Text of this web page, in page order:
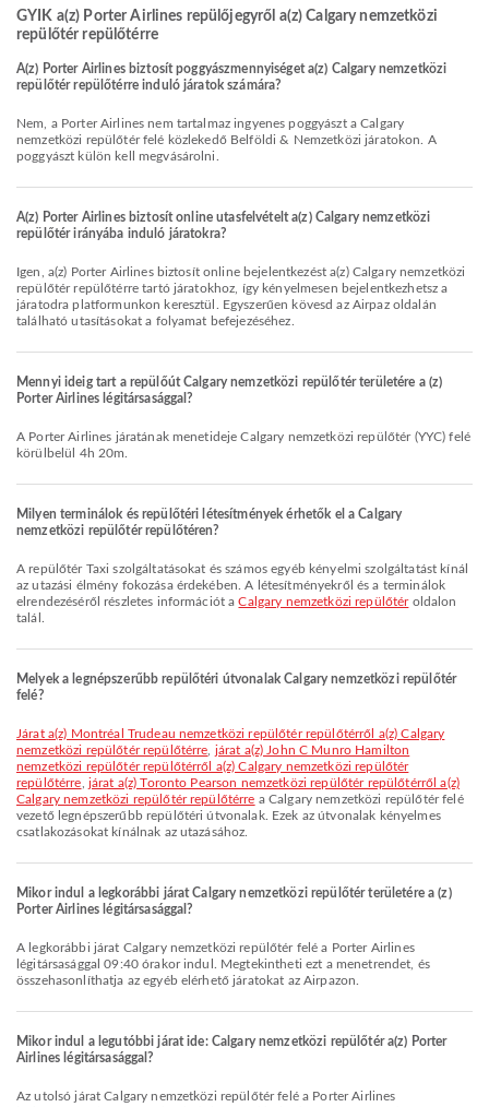
GYIK a(z) Porter Airlines repülőjegyről a(z) Calgary nemzetközi
repülőtér repülőtérre
A(z) Porter Airlines biztosít poggyászmennyiséget a(z) Calgary nemzetközi
repülőtér repülőtérre induló járatok számára?
Nem, a Porter Airlines nem tartalmaz ingyenes poggyászt a Calgary
nemzetközi repülőtér felé közlekedő Belföldi & Nemzetközi járatokon. A
poggyászt külön kell megvásárolni.
A(z) Porter Airlines biztosít online utasfelvételt a(z) Calgary nemzetközi
repülőtér irányába induló járatokra?
Igen, a(z) Porter Airlines biztosít online bejelentkezést a(z) Calgary nemzetközi
repülőtér repülőtérre tartó járatokhoz, így kényelmesen bejelentkezhetsz a
járatodra platformunkon keresztül. Egyszerűen kövesd az Airpaz oldalán
található utasításokat a folyamat befejezéséhez.
Mennyi ideig tart a repülőút Calgary nemzetközi repülőtér területére a (z)
Porter Airlines légitársasággal?
A Porter Airlines járatának menetideje Calgary nemzetközi repülőtér (YYC) felé
körülbelül 4h 20m.
Milyen terminálok és repülőtéri létesítmények érhetők el a Calgary
nemzetközi repülőtér repülőtéren?
A repülőtér Taxi szolgáltatásokat és számos egyéb kényelmi szolgáltatást kínál
az utazási élmény fokozása érdekében. A létesítményekről és a terminálok
elrendezéséről részletes információt aCalgary nemzetközi repülőtéroldalon
talál.
Melyek a legnépszerűbb repülőtéri útvonalak Calgary nemzetközi repülőtér
felé?
járat a(z) Montréal Trudeau nemzetközi repülőtér repülőtérről a(z) Calgary
nemzetközi repülőtér repülőtérre járat a(z) John C Munro Hamilton
nemzetközi repülőtér repülőtérről a(z) Calgary nemzetközi repülőtér
repülőtérre járat a(z) Toronto Pearson nemzetközi repülőtér repülőtérről a(z)
Calgary nemzetközi repülőtér repülőtérre a Calgary nemzetközi repülőtér felé
vezető legnépszerűbb repülőtéri útvonalak. Ezek az útvonalak kényelmes
csatlakozásokat kínálnak az utazásához.
Mikor indul a legkorábbi járat Calgary nemzetközi repülőtér területére a (z)
Porter Airlines légitársasággal?
A legkorábbi járat Calgary nemzetközi repülőtér felé a Porter Airlines
légitársasággal 09:40 órakor indul. Megtekintheti ezt a menetrendet, és
összehasonlíthatja az egyéb elérhető járatokat az Airpazon.
Mikor indul a legutóbbi járat ide: Calgary nemzetközi repülőtér a(z) Porter
Airlines légitársasággal?
Az utolsó járat Calgary nemzetközi repülőtér felé a Porter Airlines